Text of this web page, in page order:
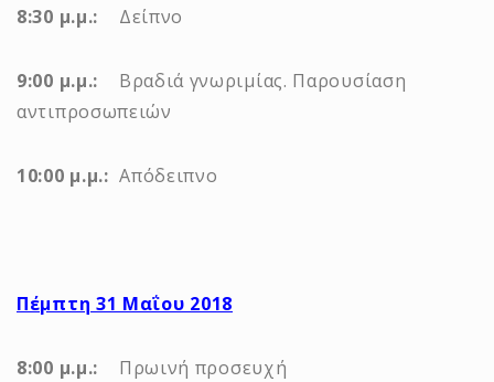
8:30 μ.μ.: Δείπνο
9:00 μ.μ.: Βραδιά γνωριμίας. Παρουσίαση
αντιπροσωπειών
10:00 μ.μ.: Απόδειπνο
Πέμπτη 31 Μαΐου 2018
8:00 μ.μ.: Πρωινή προσευχή